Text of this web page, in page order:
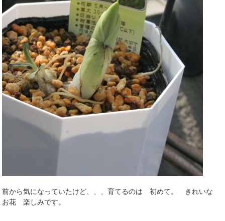
前から気になっていたけど、、、育てるのは 初めて。 きれいな
お花 楽しみです。